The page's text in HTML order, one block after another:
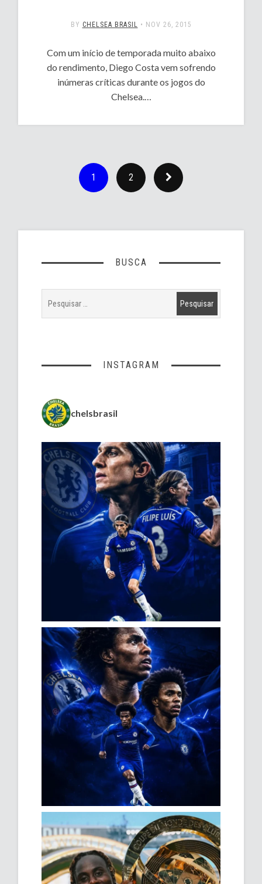
BY CHELSEA BRASIL • NOV 26, 2015
Com um início de temporada muito abaixo
do rendimento, Diego Costa vem sofrendo
inúmeras críticas durante os jogos do
Chelsea.…
1 2
BUSCA
INSTAGRAM
chelsbrasil